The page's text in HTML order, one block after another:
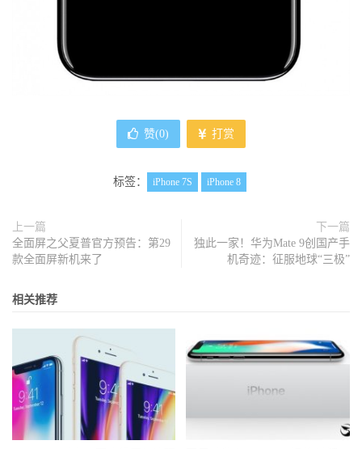
赞(0) 打赏
标签： iPhone 7S iPhone 8
上一篇
全面屏之父夏普官方预告：第29
款全面屏新机来了
下一篇
独此一家！华为Mate 9创国产手
机奇迹：征服地球“三极”
相关推荐